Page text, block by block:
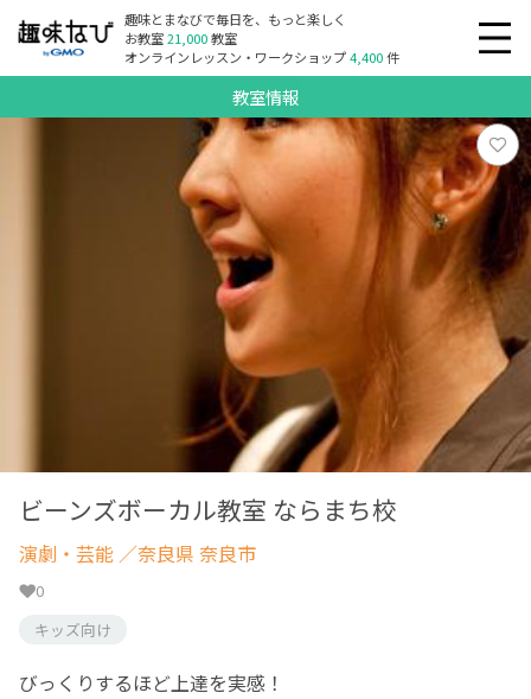
趣味とまなびで毎日を、もっと楽しく
お教室21,000教室
オンラインレッスン・ワークショップ4,400件
教室情報
ビーンズボーカル教室 ならまち校
演劇・芸能 ／奈良県 奈良市
0
キッズ向け
びっくりするほど上達を実感！